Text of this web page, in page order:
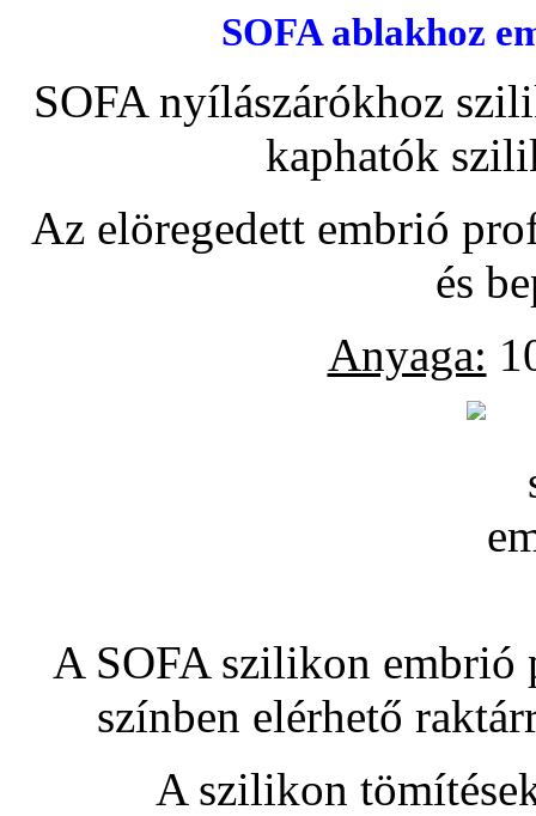
SOFA ablakhoz
SOFA nyílászárókhoz
kaphatók
Az elöregedett embrió
és
Anyaga:
A SOFA szilikon embrió
színben elérhető
A szilikon